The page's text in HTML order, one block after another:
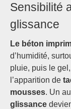
Sensibilité
glissance
Le béton
d’humidité,
pluie, puis le
l’apparition de
mousses. Un
glissance